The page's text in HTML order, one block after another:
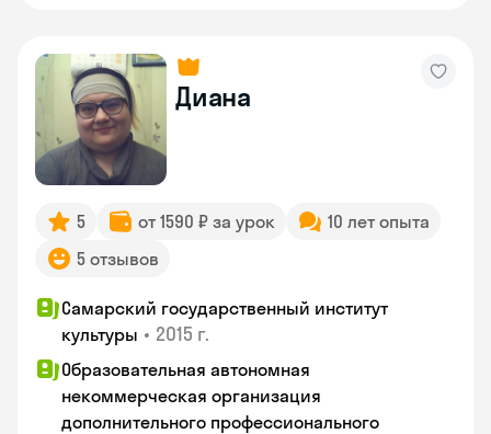
Диана
5 от 1590 ₽ за урок
10 лет опыта
5 отзывов
Самарский государственный институт
культуры • 2015 г.
Образовательная автономная
некоммерческая организация
дополнительного профессионального